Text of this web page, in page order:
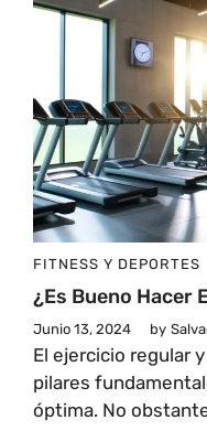
FITNESS Y DEPORTES
¿Es Bueno Hacer
Junio 13, 2024 by
El ejercicio regular
pilares
óptima. No